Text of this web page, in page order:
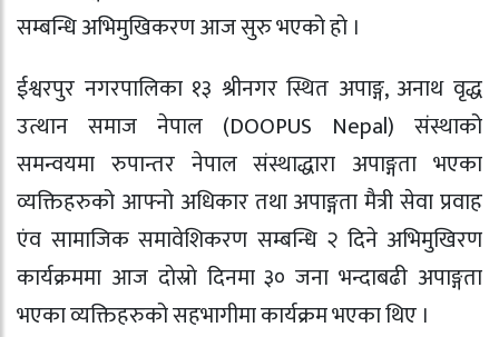
सम्बन्धि अभिमुखिकरण आज सुरु भएको हाे ।
ईश्वरपुर नगरपालिका १३ श्रीनगर स्थित अपाङ्ग, अनाथ वृद्ध
उत्थान समाज नेपाल (DOOPUS Nepal) संस्थाको
समन्वयमा रुपान्तर नेपाल संस्थाद्धारा अपाङ्गता भएका
व्यक्तिहरुको आफ्नो अधिकार तथा अपाङ्गता मैत्री सेवा प्रवाह
एंव सामाजिक समावेशिकरण सम्बन्धि २ दिने अभिमुखिरण
कार्यक्रममा आज दाेस्राे दिनमा ३० जना भन्दाबढी अपाङ्गता
भएका व्यक्तिहरुको सहभागीमा कार्यक्रम भएका थिए ।